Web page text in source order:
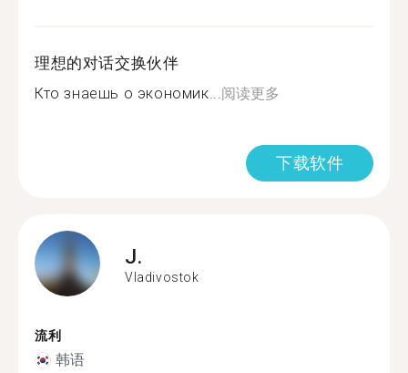
理想的对话交换伙伴
Кто знаешь о экономик... 阅读更多
下载软件
J.
Vladivostok
流利
韩语